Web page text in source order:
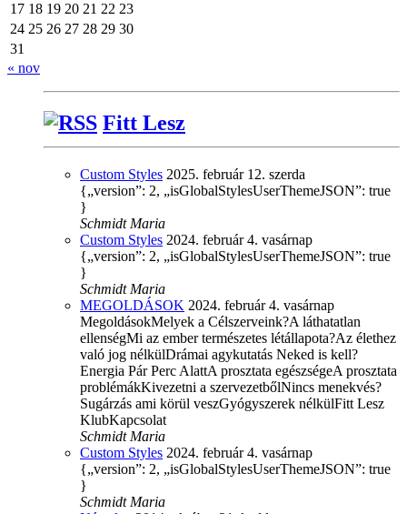
17 18 19 20 21 22 23
24 25 26 27 28 29 30
31
« nov
Fitt Lesz
Custom Styles 2025. február 12. szerda
{„version”: 2, „isGlobalStylesUserThemeJSON”: true
}
Schmidt Maria
Custom Styles 2024. február 4. vasárnap
{„version”: 2, „isGlobalStylesUserThemeJSON”: true
}
Schmidt Maria
MEGOLDÁSOK 2024. február 4. vasárnap
MegoldásokMelyek a Célszerveink?A láthatatlan
ellenségMi az ember természetes létállapota?Az élethez
való jog nélkülDrámai agykutatás Neked is kell?
Energia Pár Perc AlattA prosztata egészségeA prosztata
problémákKivezetni a szervezetbőlNincs menekvés?
Sugárzás ami körül veszGyógyszerek nélkülFitt Lesz
KlubKapcsolat
Schmidt Maria
Custom Styles 2024. február 4. vasárnap
{„version”: 2, „isGlobalStylesUserThemeJSON”: true
}
Schmidt Maria